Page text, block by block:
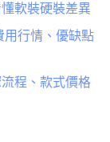
軟裝硬裝差異
用行情、優缺點
程、款式價格